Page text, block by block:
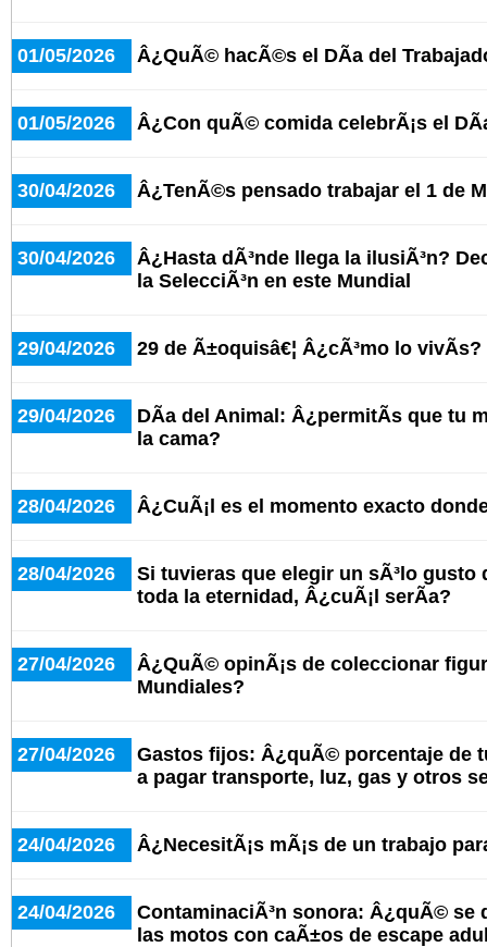
01/05/2026 Â¿QuÃ© hacÃ©s el DÃ­a del
01/05/2026 Â¿Con quÃ© comida celebrÃ¡s el
30/04/2026 Â¿TenÃ©s pensado trabajar el 1 de
30/04/2026
Â¿Hasta dÃ³nde llega la ilusiÃ³n?
la SelecciÃ³n en este Mundial
29/04/2026 29 de Ã±oquisâ€¦ Â¿cÃ³mo lo vivÃ­s?
29/04/2026
DÃ­a del Animal: Â¿permitÃ­s que tu
la cama?
28/04/2026 Â¿CuÃ¡l es el momento exacto
28/04/2026
Si tuvieras que elegir un sÃ³lo gusto
toda la eternidad, Â¿cuÃ¡l serÃ­a?
27/04/2026
Â¿QuÃ© opinÃ¡s de coleccionar
Mundiales?
27/04/2026
Gastos fijos: Â¿quÃ© porcentaje de
a pagar transporte, luz, gas y otros
24/04/2026 Â¿NecesitÃ¡s mÃ¡s de un trabajo
24/04/2026
ContaminaciÃ³n sonora: Â¿quÃ© se
las motos con caÃ±os de escape